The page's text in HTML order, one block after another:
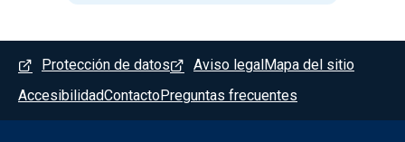
Menú del pie
Protección de datos Aviso legal Mapa del sitio
AccesibilidadContactoPreguntas frecuentes